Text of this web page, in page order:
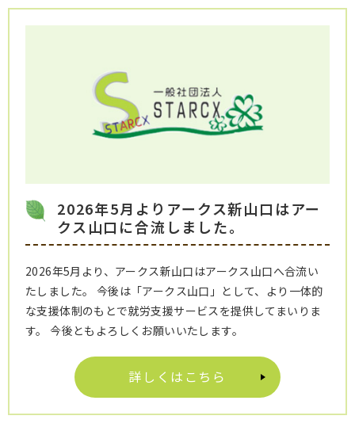
2026年5月よりアークス新山口はアー
クス山口に合流しました。
2026年5月より、アークス新山口はアークス山口へ合流い
たしました。 今後は「アークス山口」として、より一体的
な支援体制のもとで就労支援サービスを提供してまいりま
す。 今後ともよろしくお願いいたします。
詳しくはこちら